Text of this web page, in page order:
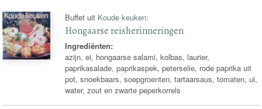
Buffet uit Koude keuken:
Hongaarse reisherinneringen
Ingrediënten:
azijn, ei, hongaarse salami, kolbas, laurier,
paprikasalade, paprikaspek, peterselie, rode paprika uit
pot, snoekbaars, soepgroenten, tartaarsaus, tomaten, ui,
water, zout en zwarte peperkorrels